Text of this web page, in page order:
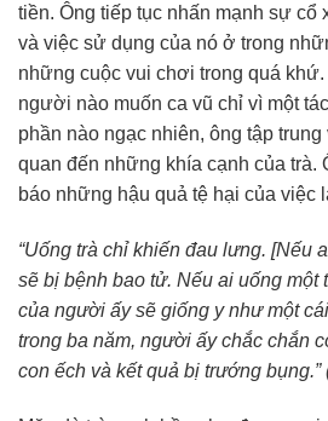
tiền. Ông tiếp tục nhấn mạnh sự cổ
và việc sử dụng của nó ở trong
những cuộc vui chơi trong quá khứ
người nào muốn ca vũ chỉ vì một
phần nào ngạc nhiên, ông tập trung
quan đến những khía cạnh của trà.
báo những hậu quả tệ hại của việc
“Uống trà chỉ khiến đau lưng. [Nếu
sẽ bị bệnh bao tử. Nếu ai uống một
của người ấy sẽ giống y nhưmột
trong ba năm, người ấychắc chắn
con ếch và kết quả bị trướng bụng.”